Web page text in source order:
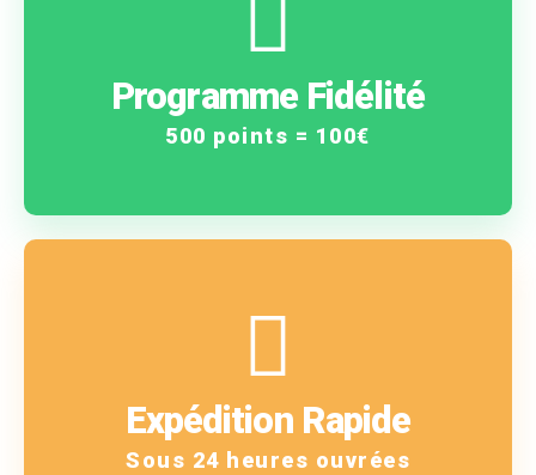
Programme Fidélité
500 points = 100€
Plus vous achetez, plus
vous gagnez !
Expédition Rapide
Sous 24 heures ouvrées
Vous êtes notre priorité
!